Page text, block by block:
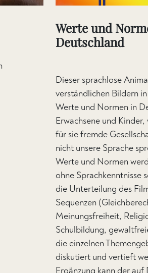
Werte und
Deutschland
Dieser sprachlose
verständlichen Bildern
Werte und Normen in
Erwachsene und
für sie fremde
nicht unsere Sprache
Werte und Normen
ohne Sprachkenntnisse
die Unterteilung des
Sequenzen
Meinungsfreiheit,
Schulbildung,
die einzelnen
diskutiert und vertieft